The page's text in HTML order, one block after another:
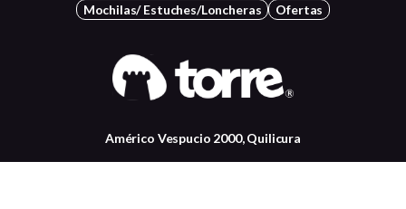
Mochilas/ Estuches/Loncheras Ofertas
Américo Vespucio 2000, Quilicura